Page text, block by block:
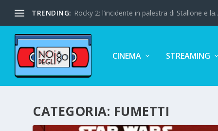
TRENDING: Rocky 2: l’incidente in palestra di Stallone e
CINEMA STREAMING
CATEGORIA: FUMETTI